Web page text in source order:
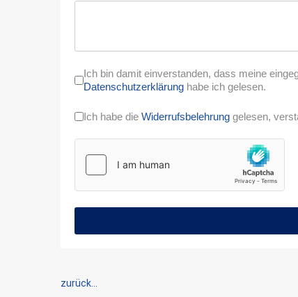
Ich bin damit einverstanden, dass meine
Datenschutzerklärung habe ich gelesen.
Ich habe die Widerrufsbelehrung gelesen,
zurück...